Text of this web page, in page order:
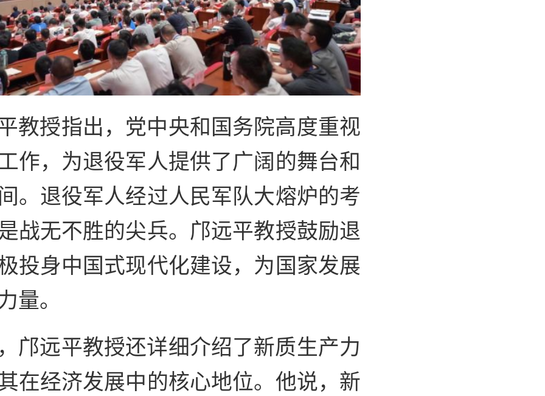
教授指出，党中央和国务院高度重视
作，为退役军人提供了广阔的舞台和
。退役军人经过人民军队大熔炉的考
战无不胜的尖兵。邝远平教授鼓励退
投身中国式现代化建设，为国家发展
量。
邝远平教授还详细介绍了新质生产力
在经济发展中的核心地位。他说，新